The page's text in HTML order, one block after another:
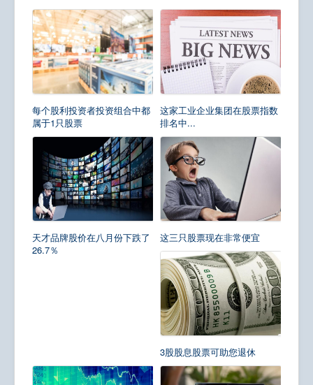
每个股利投资者投资组合中都
属于1只股票
这家工业企业集团在股票指数
排名中...
天才品牌股价在八月份下跌了
26.7％
这三只股票现在非常便宜
3股股息股票可助您退休